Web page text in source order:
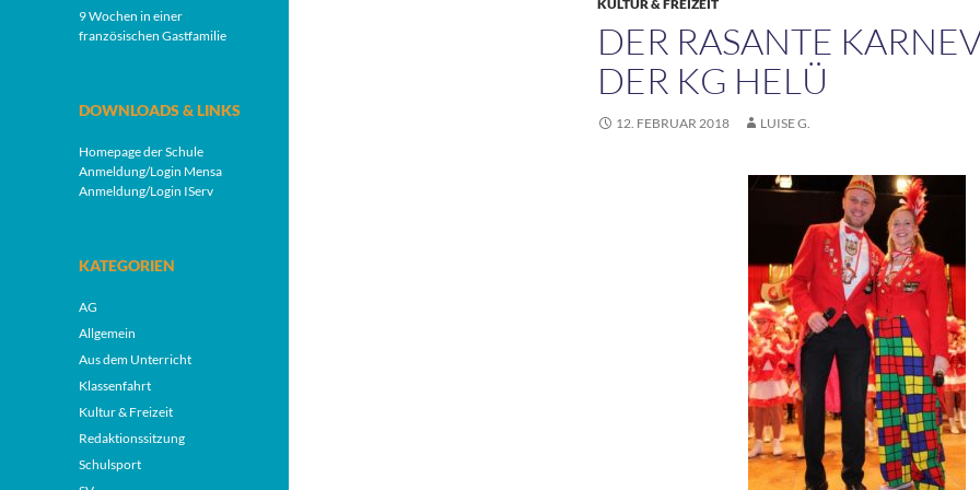
KULTUR & FREIZEIT
DER RASANTE
DER KG HELÜ
12. FEBRUAR 2018 LUISE G.
9 Wochen in einer
französischen Gastfamilie
DOWNLOADS & LINKS
Homepage der Schule
Anmeldung/Login Mensa
Anmeldung/Login IServ
KATEGORIEN
AG
Allgemein
Aus dem Unterricht
Klassenfahrt
Kultur & Freizeit
Redaktionssitzung
Schulsport